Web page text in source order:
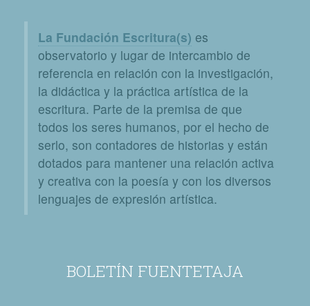
La Fundación Escritura(s) es
observatorio y lugar de intercambio de
referencia en relación con la investigación,
la didáctica y la práctica artística de la
escritura. Parte de la premisa de que
todos los seres humanos, por el hecho de
serlo, son contadores de historias y están
dotados para mantener una relación activa
y creativa con la poesía y con los diversos
lenguajes de expresión artística.
BOLETÍN FUENTETAJA